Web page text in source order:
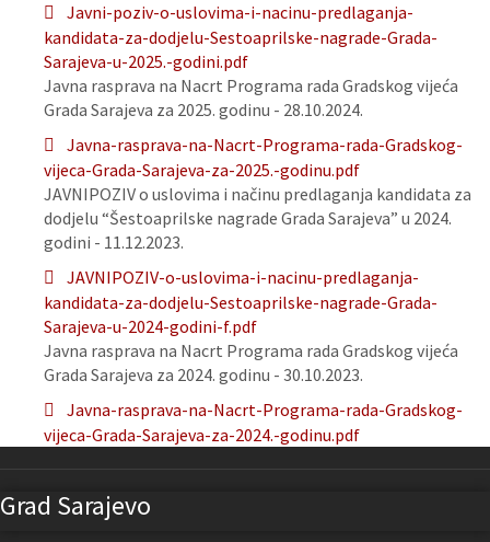
Javni-poziv-o-uslovima-i-nacinu-predlaganja-
kandidata-za-dodjelu-Sestoaprilske-nagrade-Grada-
Sarajeva-u-2025.-godini.pdf
Javna rasprava na Nacrt Programa rada Gradskog vijeća
Grada Sarajeva za 2025. godinu - 28.10.2024.
Javna-rasprava-na-Nacrt-Programa-rada-Gradskog-
vijeca-Grada-Sarajeva-za-2025.-godinu.pdf
JAVNIPOZIV o uslovima i načinu predlaganja kandidata za
dodjelu “Šestoaprilske nagrade Grada Sarajeva” u 2024.
godini - 11.12.2023.
JAVNIPOZIV-o-uslovima-i-nacinu-predlaganja-
kandidata-za-dodjelu-Sestoaprilske-nagrade-Grada-
Sarajeva-u-2024-godini-f.pdf
Javna rasprava na Nacrt Programa rada Gradskog vijeća
Grada Sarajeva za 2024. godinu - 30.10.2023.
Javna-rasprava-na-Nacrt-Programa-rada-Gradskog-
vijeca-Grada-Sarajeva-za-2024.-godinu.pdf
Grad Sarajevo